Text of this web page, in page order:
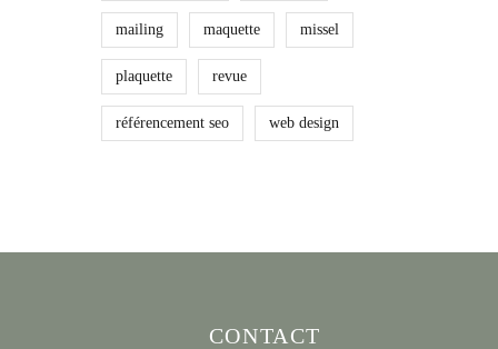
mailing maquette missel
plaquette revue
référencement seo web design
CONTACT